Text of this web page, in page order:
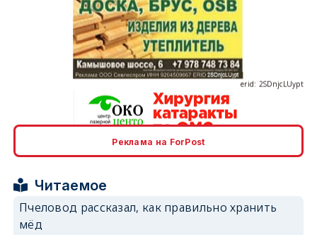
Реклама на ForPost
Читаемое
Пчеловод рассказал, как правильно хранить
мёд